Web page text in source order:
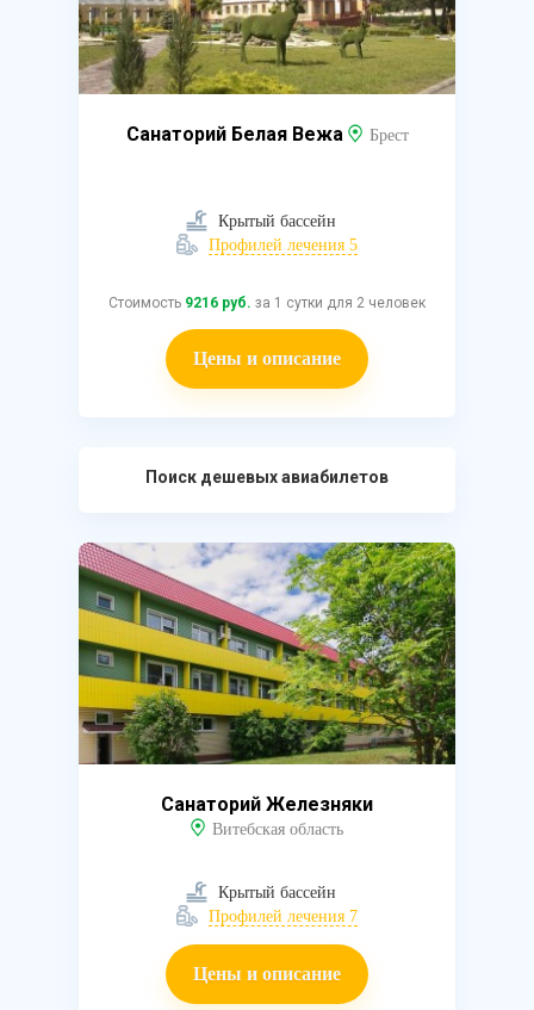
Санаторий Белая Вежа Брест
Крытый бассейн
Профилей лечения 5
Стоимость 9216 руб. за 1 сутки для 2 человек
Цены и описание
Поиск дешевых авиабилетов
Санаторий Железняки
Витебская область
Крытый бассейн
Профилей лечения 7
Цены и описание